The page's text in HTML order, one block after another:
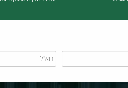
מלאי זמין ואספקה מלאה